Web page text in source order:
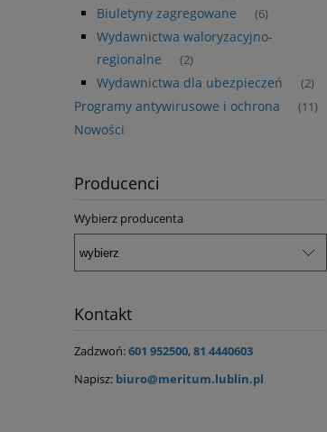
Biuletyny zagregowane (6)
Wydawnictwa waloryzacyjno-
regionalne
(2)
Wydawnictwa dla ubezpieczeń (2)
Programy antywirusowe i ochrona (11)
Nowości
Producenci
Wybierz producenta
Kontakt
Zadzwoń:601 952500, 81 4440603
Napisz: biuro@meritum.lublin.pl